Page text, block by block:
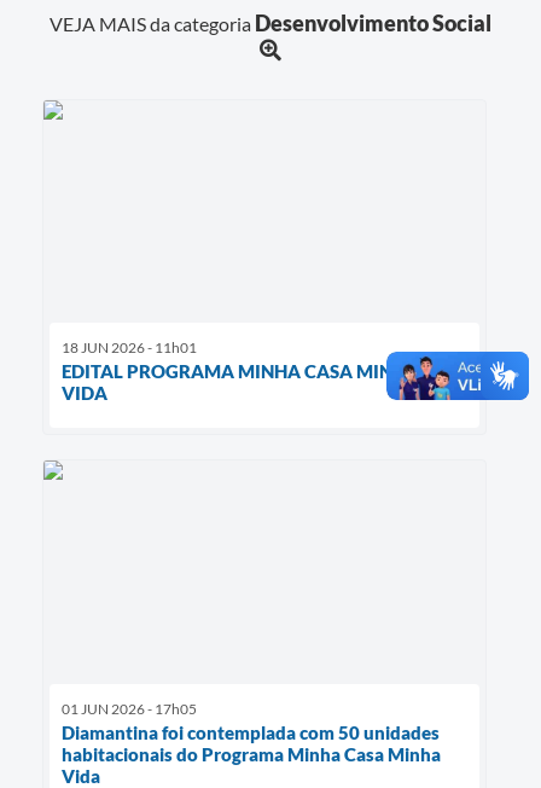
VEJA MAIS da categoria Desenvolvimento Social
18 JUN 2026 - 11h01
EDITAL PROGRAMA MINHA CASA MINHA
VIDA
01 JUN 2026 - 17h05
Diamantina foi contemplada com 50 unidades
habitacionais do Programa Minha Casa Minha
Vida